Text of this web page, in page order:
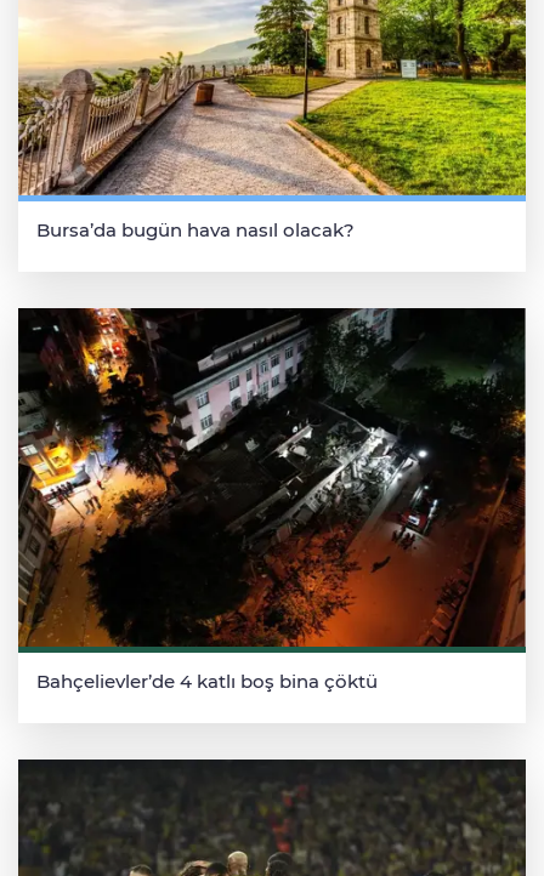
Bursa’da bugün hava nasıl olacak?
Bahçelievler’de 4 katlı boş bina çöktü